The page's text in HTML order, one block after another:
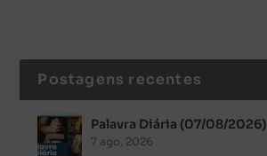
Postagens recentes
Palavra Diária (07/08/2026)
7 ago, 2026